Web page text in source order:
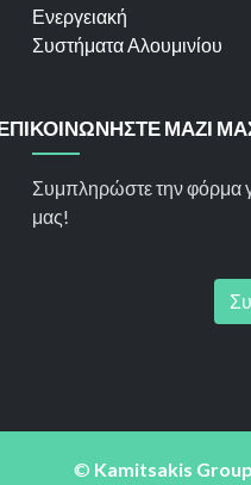
Ενεργειακή
Συστήματα Αλουμινίου
ΜΑΖΙ
Συμπληρώστε την φόρμα
μας!
© Kamitsakis Group